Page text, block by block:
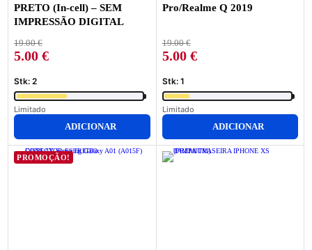
PRETO (In-cell) – SEM
IMPRESSÃO DIGITAL
19.00€
5.00 €
Stk: 2
Limitado
ADICIONAR
Pro/Realme Q 2019
19.00€
5.00 €
Stk: 1
Limitado
ADICIONAR
PROMOÇÃO!